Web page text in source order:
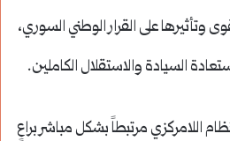
على القرار الوطني السوري،
السيادة والاستقلال الكاملين.
اللامركزي مرتبطاً بشكل مباشر براعٍ